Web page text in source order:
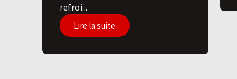
refroi...
Lire la suite